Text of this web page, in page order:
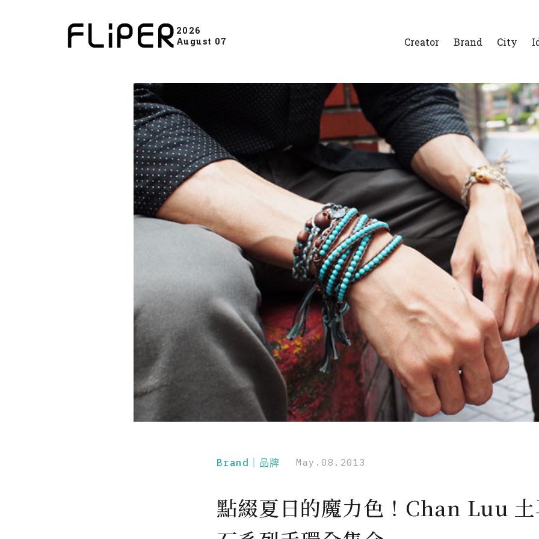
2026
August 07
Creator Brand City
Brand｜品牌 May.08.2013
點綴夏日的魔力色！Chan Luu